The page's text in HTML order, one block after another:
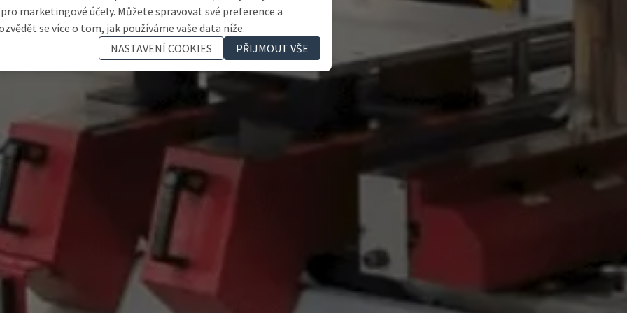
marketingové účely. Můžete spravovat své preference a
se více o tom, jak používáme vaše data níže.
NASTAVENÍ COOKIES
PŘIJMOUT VŠE